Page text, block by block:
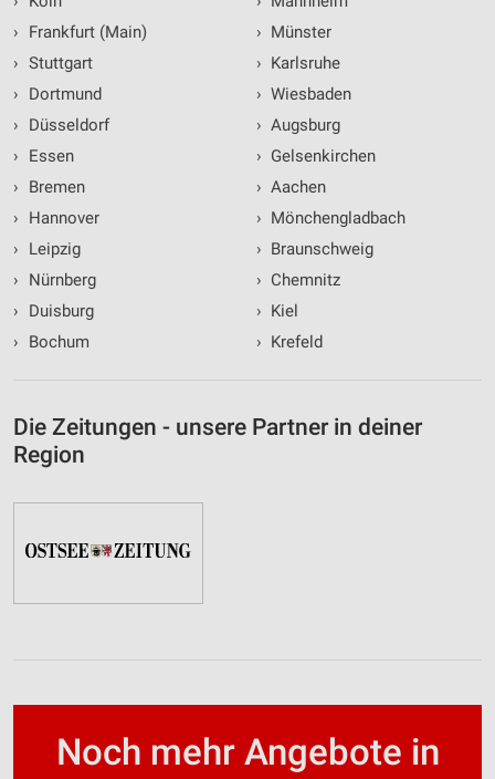
›
Frankfurt (Main)
› Stuttgart
›
Dortmund
›
Düsseldorf
›
Essen
›
Bremen
›
Hannover
›
Leipzig
›
Nürnberg
›
Duisburg
›
Bochum
› Münster
› Karlsruhe
› Wiesbaden
› Augsburg
› Gelsenkirchen
› Aachen
› Mönchengladbach
› Braunschweig
› Chemnitz
› Kiel
› Krefeld
Die Zeitungen - unsere Partner in deiner
Region
Noch mehr Angebote in